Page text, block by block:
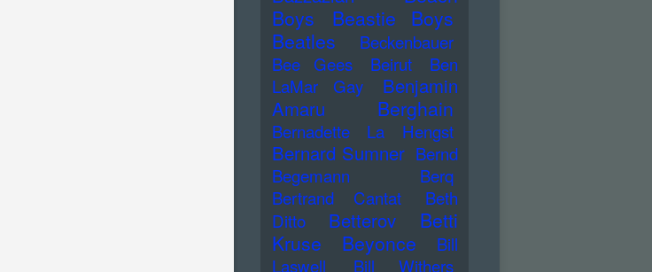
Boys
Beastie Boys
Beatles
Beckenbauer
Bee Gees
Beirut
Ben
LaMar Gay
Benjamin
Amaru
Berghain
Bernadette La Hengst
Bernard Sumner Bernd
Begemann
Berq
Bertrand Cantat
Beth
Ditto
Betterov
Betti
Kruse
Beyonce
Bill
Laswell
Bill Withers